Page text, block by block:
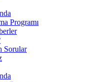
Programı
Sorular